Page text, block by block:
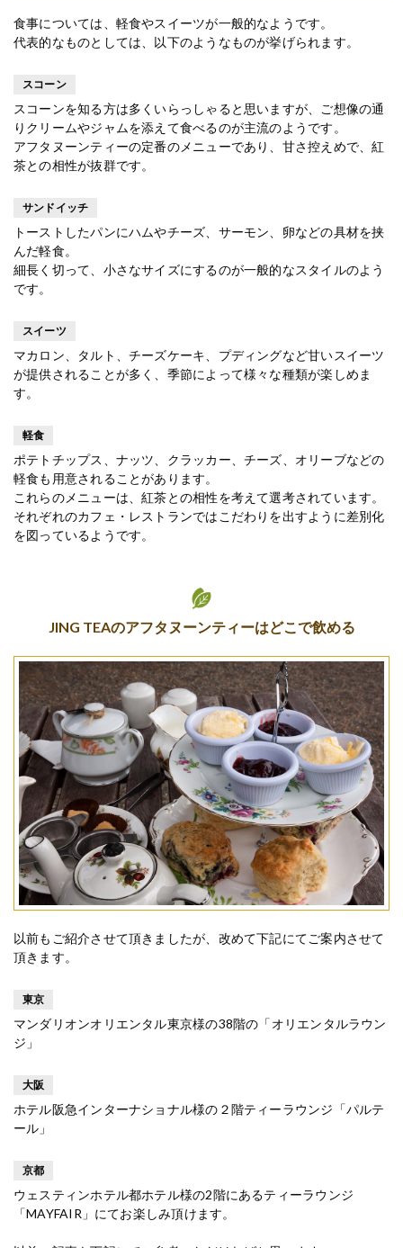
食事については、軽食やスイーツが一般的なようです。
代表的なものとしては、以下のようなものが挙げられます。
スコーン
スコーンを知る方は多くいらっしゃると思いますが、ご想像の通
りクリームやジャムを添えて食べるのが主流のようです。
アフタヌーンティーの定番のメニューであり、甘さ控えめで、紅
茶との相性が抜群です。
サンドイッチ
トーストしたパンにハムやチーズ、サーモン、卵などの具材を挟
んだ軽食。
細長く切って、小さなサイズにするのが一般的なスタイルのよう
です。
スイーツ
マカロン、タルト、チーズケーキ、プディングなど甘いスイーツ
が提供されることが多く、季節によって様々な種類が楽しめま
す。
軽食
ポテトチップス、ナッツ、クラッカー、チーズ、オリーブなどの
軽食も用意されることがあります。
これらのメニューは、紅茶との相性を考えて選考されています。
それぞれのカフェ・レストランではこだわりを出すように差別化
を図っているようです。
JING TEAのアフタヌーンティーはどこで飲める
以前もご紹介させて頂きましたが、改めて下記にてご案内させて
頂きます。
東京
マンダリオンオリエンタル東京様の38階の「オリエンタルラウン
ジ」
大阪
ホテル阪急インターナショナル様の２階ティーラウンジ「パルテ
ール」
京都
ウェスティンホテル都ホテル様の2階にあるティーラウンジ
「MAYFAIR」にてお楽しみ頂けます。